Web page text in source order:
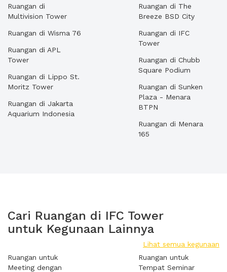
Ruangan di
Multivision Tower
Ruangan di Wisma 76
Ruangan di APL
Tower
Ruangan di Lippo St.
Moritz Tower
Ruangan di Jakarta
Aquarium Indonesia
Ruangan di The
Breeze BSD City
Ruangan di IFC
Tower
Ruangan di Chubb
Square Podium
Ruangan di Sunken
Plaza - Menara
BTPN
Ruangan di Menara
165
Cari Ruangan di IFC Tower
untuk Kegunaan Lainnya
Lihat semua kegunaan
Ruangan untuk
Meeting dengan
Ruangan untuk
Tempat Seminar